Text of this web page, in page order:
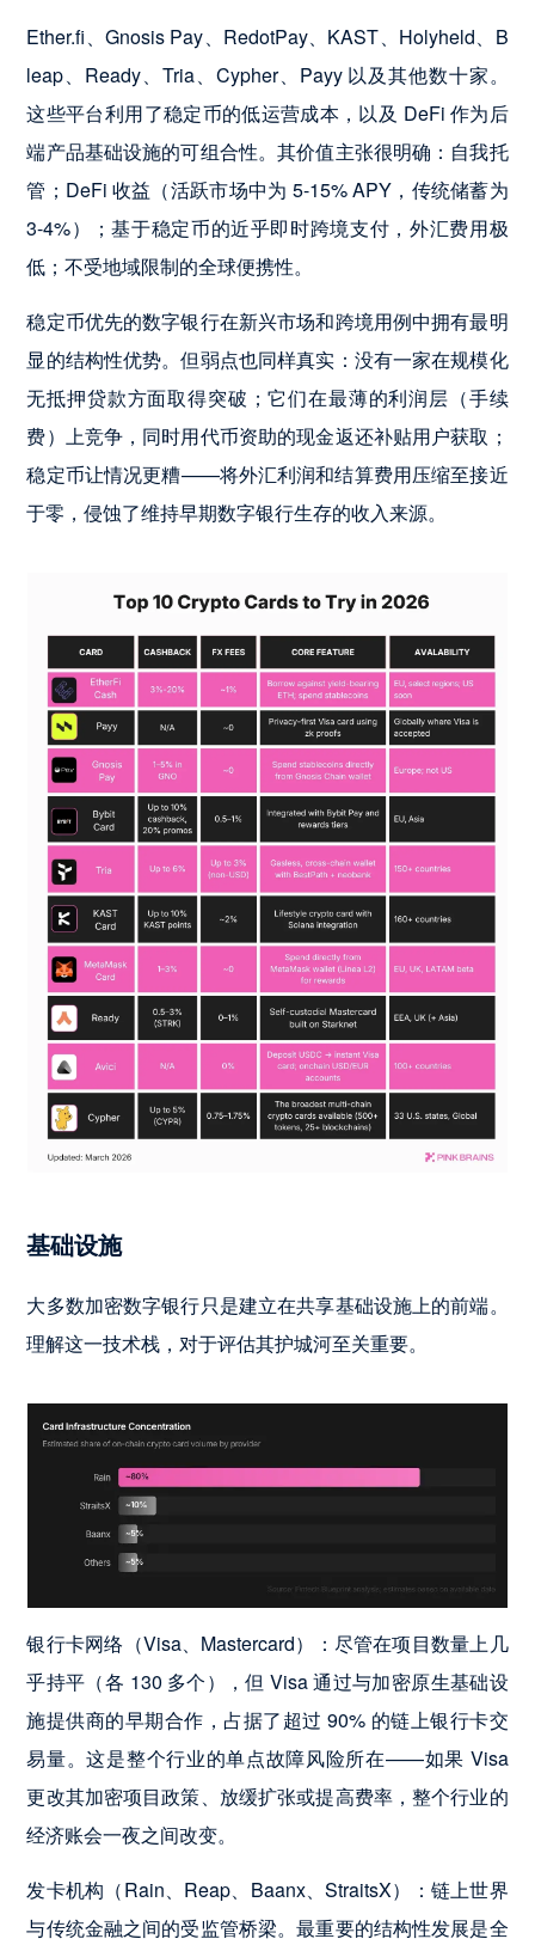
Ether.fi、Gnosis Pay、RedotPay、KAST、Holyheld、B
leap、Ready、Tria、Cypher、Payy 以及其他数十家。
这些平台利用了稳定币的低运营成本，以及 DeFi 作为后
端产品基础设施的可组合性。其价值主张很明确：自我托
管；DeFi 收益（活跃市场中为 5-15% APY，传统储蓄为
3-4%）；基于稳定币的近乎即时跨境支付，外汇费用极
低；不受地域限制的全球便携性。
稳定币优先的数字银行在新兴市场和跨境用例中拥有最明
显的结构性优势。但弱点也同样真实：没有一家在规模化
无抵押贷款方面取得突破；它们在最薄的利润层（手续
费）上竞争，同时用代币资助的现金返还补贴用户获取；
稳定币让情况更糟——将外汇利润和结算费用压缩至接近
于零，侵蚀了维持早期数字银行生存的收入来源。
基础设施
大多数加密数字银行只是建立在共享基础设施上的前端。
理解这一技术栈，对于评估其护城河至关重要。
银行卡网络（Visa、Mastercard）：尽管在项目数量上几
乎持平（各 130 多个），但 Visa 通过与加密原生基础设
施提供商的早期合作，占据了超过 90% 的链上银行卡交
易量。这是整个行业的单点故障风险所在——如果 Visa
更改其加密项目政策、放缓扩张或提高费率，整个行业的
经济账会一夜之间改变。
发卡机构（Rain、Reap、Baanx、StraitsX）：链上世界
与传统金融之间的受监管桥梁。最重要的结构性发展是全